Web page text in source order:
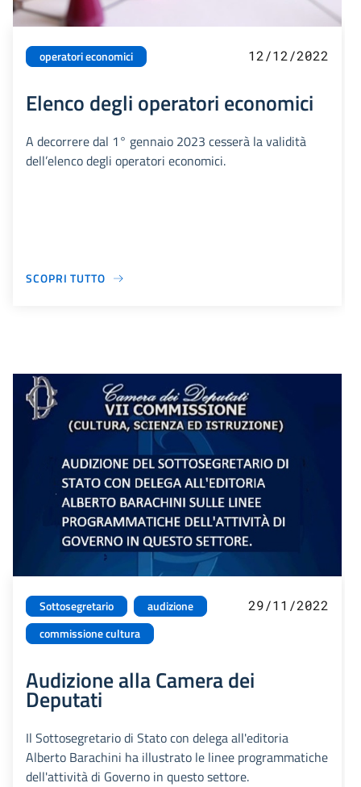
operatori economici 12/12/2022
Elenco degli operatori economici
A decorrere dal 1° gennaio 2023 cesserà la validità
dell’elenco degli operatori economici.
SCOPRI TUTTO
Sottosegretario
audizione
commissione cultura
29/11/2022
Audizione alla Camera dei
Deputati
Il Sottosegretario di Stato con delega all'editoria
Alberto Barachini ha illustrato le linee programmatiche
dell'attività di Governo in questo settore.